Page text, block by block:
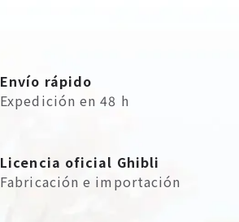
Envío rápido
Expedición en 48 h
Licencia oficial Ghibli
Fabricación e importación